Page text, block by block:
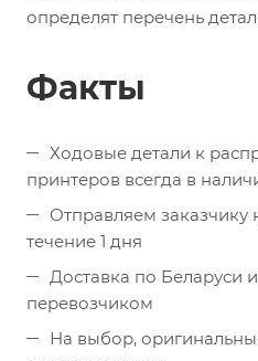
определят перечень
Факты
Ходовые детали к
принтеров всегда в
Отправляем заказчику
течение 1 дня
Доставка по Беларуси
перевозчиком
На выбор,